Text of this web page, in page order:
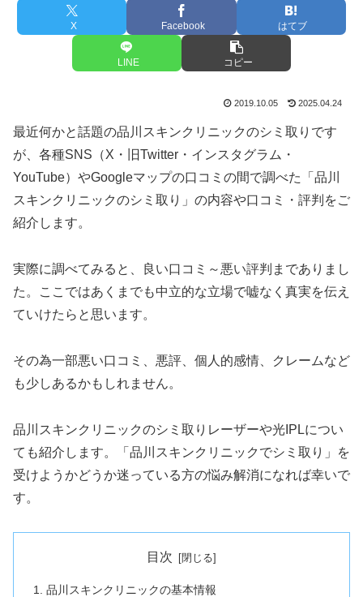
X Facebook はてブ
LINE コピー
2019.10.05 2025.04.24
最近何かと話題の品川スキンクリニックのシミ取りです
が、各種SNS（X・旧Twitter・インスタグラム・
YouTube）やGoogleマップの口コミの間で調べた「品川
スキンクリニックのシミ取り」の内容や口コミ・評判をご
紹介します。
実際に調べてみると、良い口コミ～悪い評判までありまし
た。ここではあくまでも中立的な立場で嘘なく真実を伝え
ていけたらと思います。
その為一部悪い口コミ、悪評、個人的感情、クレームなど
も少しあるかもしれません。
品川スキンクリニックのシミ取りレーザーや光IPLについ
ても紹介します。「品川スキンクリニックでシミ取り」を
受けようかどうか迷っている方の悩み解消になれば幸いで
す。
目次
品川スキンクリニックの基本情報